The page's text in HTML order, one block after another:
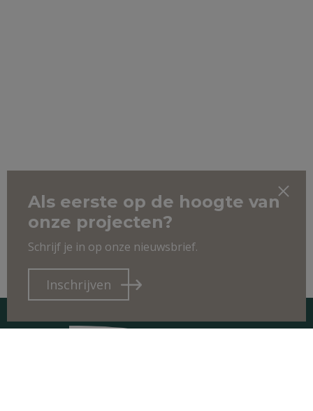
Als eerste op de hoogte van
onze projecten?
Schrijf je in op onze nieuwsbrief.
Inschrijven